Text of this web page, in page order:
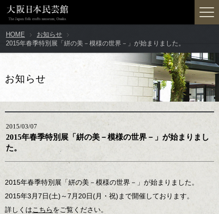
HOME
お知らせ
2015年春季特別展「絣の美－模様の世界－」が始まりました。
お知らせ
2015/03/07
2015年春季特別展「絣の美－模様の世界－」が始まりまし
た。
2015年春季特別展「絣の美－模様の世界－」が始まりました。
2015年3月7日(土)～7月20日(月・祝)まで開催しております。
詳しくはこちらをご覧ください。